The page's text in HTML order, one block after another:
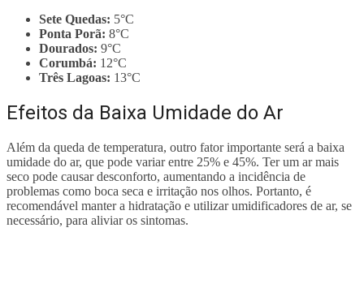
Sete Quedas: 5°C
Ponta Porã: 8°C
Dourados: 9°C
Corumbá: 12°C
Três Lagoas: 13°C
Efeitos da Baixa Umidade do Ar
Além da queda de temperatura, outro fator importante será a baixa
umidade do ar, que pode variar entre 25% e 45%. Ter um ar mais
seco pode causar desconforto, aumentando a incidência de
problemas como boca seca e irritação nos olhos. Portanto, é
recomendável manter a hidratação e utilizar umidificadores de ar, se
necessário, para aliviar os sintomas.